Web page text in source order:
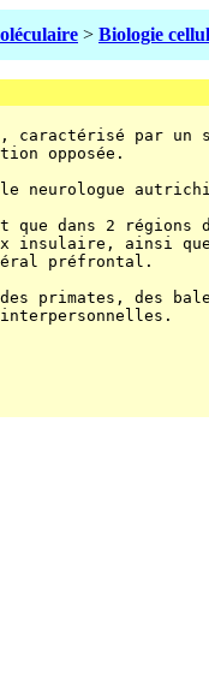
> Biologie
caractérisé par un
opposée.
dans 2 régions
ainsi que
préfrontal.
primates, des